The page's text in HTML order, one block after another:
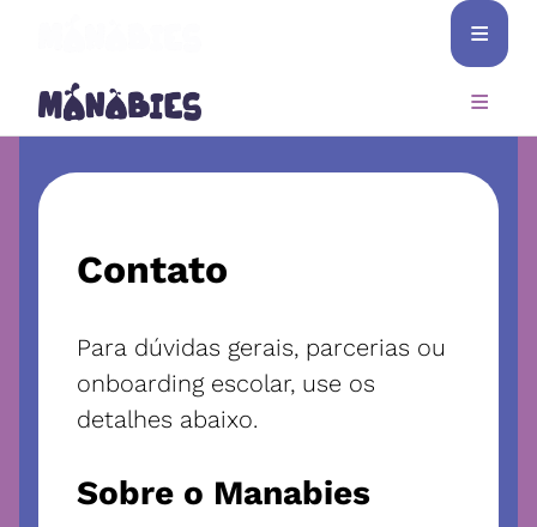
≡
NAVIGATION.ACCOUNT
Entrar
≡
Contato
Para dúvidas gerais, parcerias ou
onboarding escolar, use os
detalhes abaixo.
Sobre o Manabies